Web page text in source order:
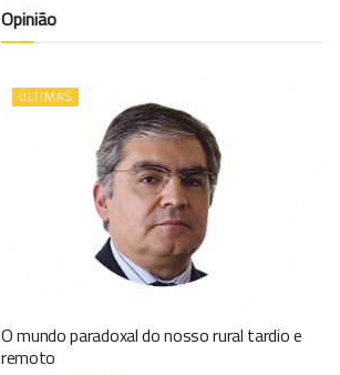
Opinião
ÚLTIMAS
O mundo paradoxal do nosso rural tardio e
remoto